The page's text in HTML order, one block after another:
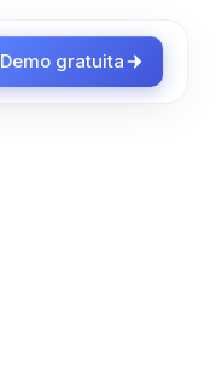
Demo gratuita